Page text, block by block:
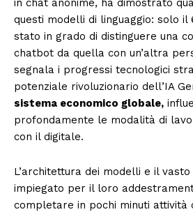
in chat anonime, ha dimostrato
questi modelli di linguaggio: solo il
stato in grado di distinguere una
chatbot da quella con un’altra
segnala i progressi tecnologici
potenziale rivoluzionario dell’IA
sistema economico globale,
profondamente le modalità di
con il digitale.
L’architettura dei modelli e il
impiegato per il loro
completare in pochi minuti attività